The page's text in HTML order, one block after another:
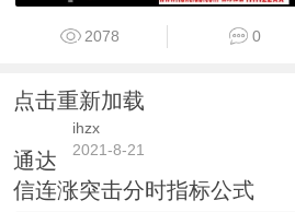
2078 0
点击重新加载
ihzx
2021-8-21
通达
信连涨突击分时指标公式